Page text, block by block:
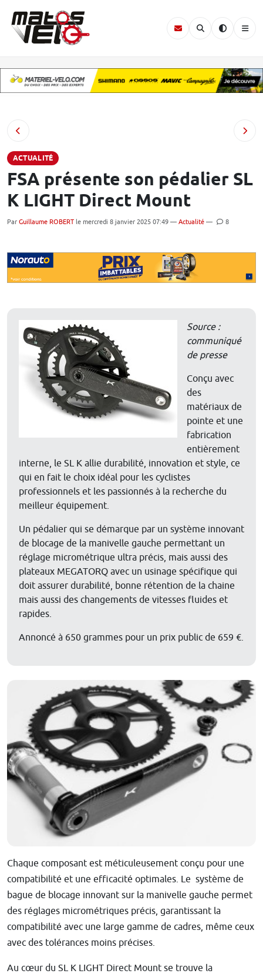
ACTUALITÉ
FSA présente son pédalier SL
K LIGHT Direct Mount
Par Guillaume ROBERT le mercredi 8 janvier 2025 07:49 — Actualité — 8
Source :
communiqué
de presse
Conçu avec
des
matériaux de
pointe et une
fabrication
entièrement
interne, le SL K allie durabilité, innovation et style, ce
qui en fait le choix idéal pour les cyclistes
professionnels et les passionnés à la recherche du
meilleur équipement.
Un pédalier qui se démarque par un système innovant
de blocage de la manivelle gauche permettant un
réglage micrométrique ultra précis, mais aussi des
plateaux MEGATORQ avec un usinage spécifique qui
doit assurer durabilité, bonne rétention de la chaine
mais aussi des changements de vitesses fluides et
rapides.
Annoncé à 650 grammes pour un prix public de 659 €.
Chaque composant est méticuleusement conçu pour une
compatibilité et une efficacité optimales. Le système de
bague de blocage innovant sur la manivelle gauche permet
des réglages micrométriques précis, garantissant la
compatibilité avec une large gamme de cadres, même ceux
avec des tolérances moins précises.
Au cœur du SL K LIGHT Direct Mount se trouve la